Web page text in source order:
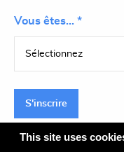
Vous êtes... *
S'inscrire
This site uses